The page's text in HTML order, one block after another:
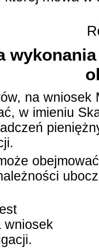
na wniosek
w imieniu
wniosek